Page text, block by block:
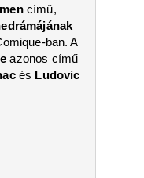
című,
ban. A
azonos című
és Ludovic